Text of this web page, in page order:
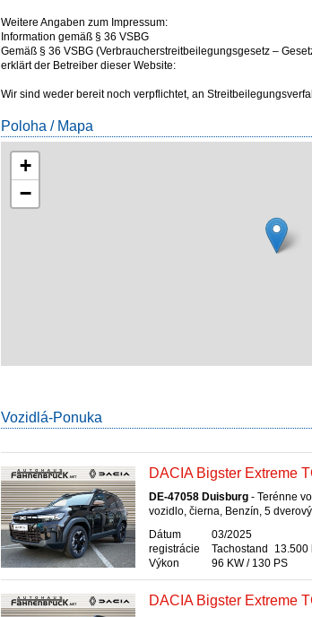
Weitere Angaben zum Impressum:
Information gemäß § 36 VSBG
Gemäß § 36 VSBG (Verbraucherstreitbeilegungsgesetz –
erklärt der Betreiber dieser Website:
Wir sind weder bereit noch verpflichtet, an
Poloha / Mapa
+
−
Vozidlá-Ponuka
DACIA Bigster Extreme
DE-47058 Duisburg - Terénne
vozidlo, čierna, Benzín, 5 dverový
Dátum
registrácie
03/2025
Tachostand
13.500
Výkon
96 KW / 130 PS
DACIA Bigster Extreme